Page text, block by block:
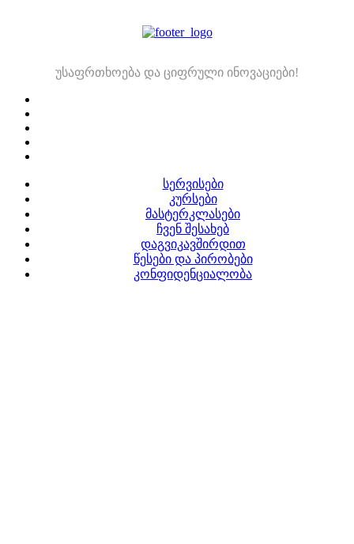
უსაფრთხოება და ციფრული ინოვაციები!
სერვისები
კურსები
მასტერკლასები
ჩვენ შესახებ
დაგვიკავშირდით
წესები და პირობები
კონფიდენციალობა